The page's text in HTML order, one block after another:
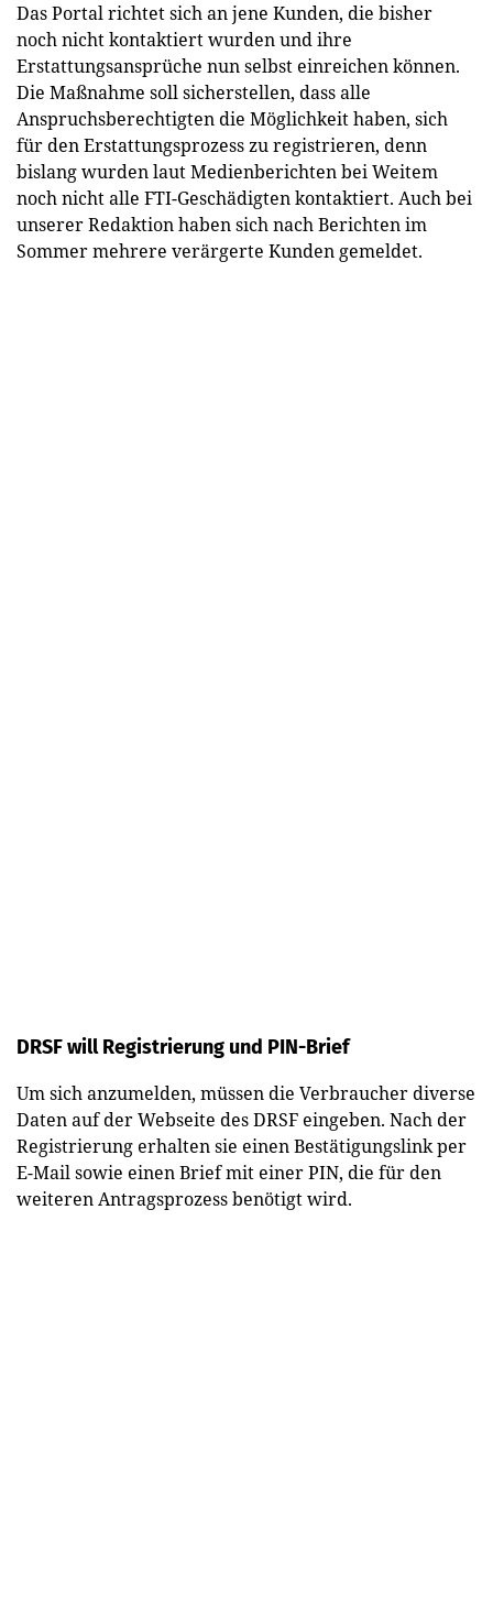
Das Portal richtet sich an jene Kunden, die bisher
noch nicht kontaktiert wurden und ihre
Erstattungsansprüche nun selbst einreichen können.
Die Maßnahme soll sicherstellen, dass alle
Anspruchsberechtigten die Möglichkeit haben, sich
für den Erstattungsprozess zu registrieren, denn
bislang wurden laut Medienberichten bei Weitem
noch nicht alle FTI-Geschädigten kontaktiert. Auch bei
unserer Redaktion haben sich nach Berichten im
Sommer mehrere verärgerte Kunden gemeldet.
DRSF will Registrierung und PIN-Brief
Um sich anzumelden, müssen die Verbraucher diverse
Daten auf der Webseite des DRSF eingeben. Nach der
Registrierung erhalten sie einen Bestätigungslink per
E-Mail sowie einen Brief mit einer PIN, die für den
weiteren Antragsprozess benötigt wird.